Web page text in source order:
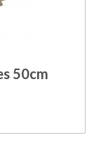
50cm